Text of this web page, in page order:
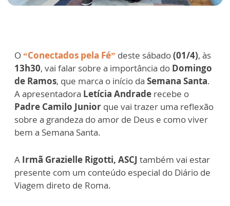
O“Conectados pela Fé” deste sábado(01/4), às
13h30, vai falar sobre a importância do Domingo
de Ramos, que marca o início da Semana Santa.
A apresentadora Letícia Andrade recebe o
Padre Camilo Junior que vai trazer uma reflexão
sobre a grandeza do amor de Deus e como viver
bem a Semana Santa.
A Irmã Grazielle Rigotti, ASCJ também vai estar
presente com um conteúdo especial do Diário de
Viagem direto de Roma.